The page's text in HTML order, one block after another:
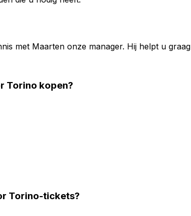
met Maarten onze manager. Hij helpt u
Torino kopen?
Torino-tickets?